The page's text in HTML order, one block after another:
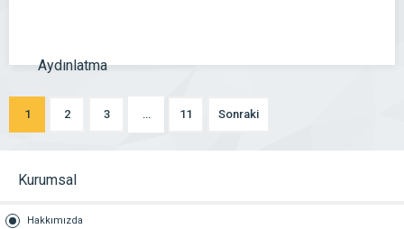
1 2 3 … 11 Sonraki
Kurumsal
Hakkımızda